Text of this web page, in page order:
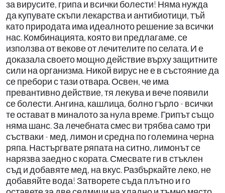
за вирусите, грипа и всички болести! Няма нужда
да купувате скъпи лекарства и антибиотици, тъй
като природата има идеалното решение за всички
нас. Комбинацията, която ви предлагаме, се
използва от векове от лечителите по селата. И е
доказала своето мощно действие върху защитните
сили на организма. Никой вирус не е в състояние да
се пребори с тази отвара. Освен, че има
превантивно действие, тя лекува и вече появили
се болести. Ангина, кашлица, болно гърло - всички
те остават в миналото за нула време. Грипът също
няма шанс. За лечебната смес ви трябва само три
състваки - мед, лимон и средна по големина черна
ряпа. Настъргвате ряпата на ситно, лимонът се
нарязва заедно с кората. Смесвате ги в стъклен
съд и добавяте мед, на вкус. Разбъркайте леко, не
добавяйте вода! Затворете съда плътно и го